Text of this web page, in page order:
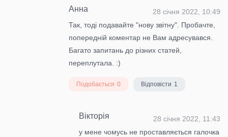
Анна
28 січня 2022, 10:49
Так, тоді подавайте "нову звітну". Пробачте,
попередній коментар не Вам адресувався.
Багато запитань до різних статей,
переплутала. :)
Подобається 0 Відповісти 1
Вікторія
28 січня 2022, 11:43
у мене чомусь не проставляється галочка